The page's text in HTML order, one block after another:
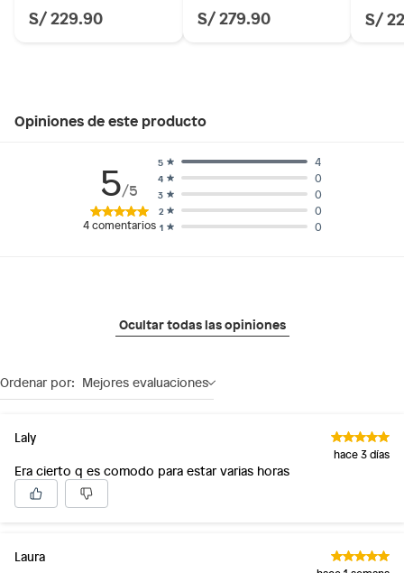
S/ 229.90 S/ 279.90 S/
Opiniones de este producto
5/5
4 comentarios 1 0
2 0
3 0
4 0
5 4
Ocultar todas las opiniones
Ordenar por: Mejores evaluaciones
Laly
hace 3 días
Era cierto q es comodo para estar varias horas
Laura